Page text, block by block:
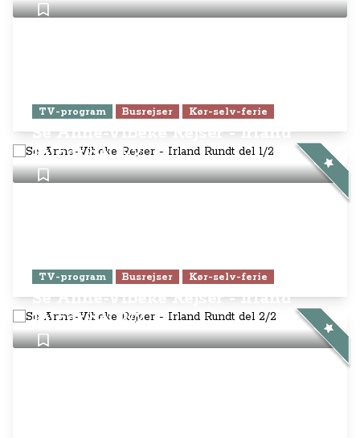
TV-program Busrejser Kør-selv-ferie
Se Anne-Vibeke Rejser - Irland
Rundt del 1/2
TV-program Busrejser Kør-selv-ferie
Se Anne-Vibeke Rejser - Irland
Rundt del 2/2